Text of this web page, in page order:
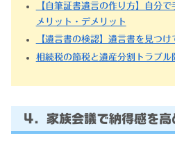
【自筆証書遺言の作り方】自分
メリット・デメリット
【遺言書の検認】遺言書を見つ
相続税の節税と遺産分割トラブル
4. 家族会議で納得感を高